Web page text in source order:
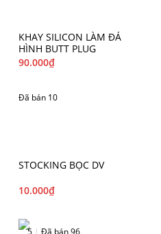
KHAY SILICON LÀM ĐÁ
HÌNH BUTT PLUG
90.000₫
Đã bán 10
STOCKING BỌC DV
10.000₫
5 | Đã bán 96